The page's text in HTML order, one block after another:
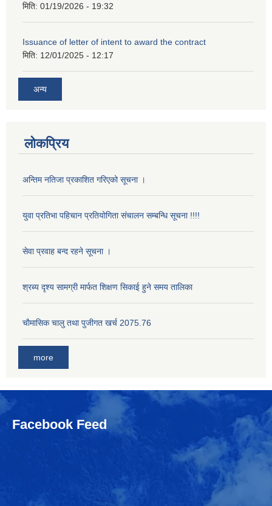
मिति: 01/19/2026 - 19:32
Issuance of letter of intent to award the contract
मिति: 12/01/2025 - 12:17
अन्य
लोकप्रिय
अन्तिम नतिजा प्रकाशित गरिएको सूचना ।
युवा प्रतिभा पहिचान प्रतियोगिता संचालन सम्बन्धि सूचना !!!!
सेवा प्रवाह बन्द रहने सूचना ।
श्रब्य दृश्य सामग्री मार्फत शिक्षण सिकाई हुने समय तालिका
चाैमासिक चालु तथा पुजीगत खर्च 2075.76
more
Facebook Feed